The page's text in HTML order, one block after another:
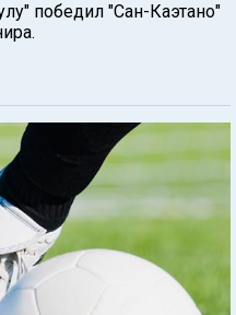
победил "Сан-Каэтано"